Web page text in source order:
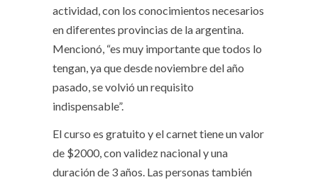
actividad, con los conocimientos necesarios
en diferentes provincias de la argentina.
Mencionó, “es muy importante que todos lo
tengan, ya que desde noviembre del año
pasado, se volvió un requisito
indispensable”.
El curso es gratuito y el carnet tiene un valor
de $2000, con validez nacional y una
duración de 3 años. Las personas también